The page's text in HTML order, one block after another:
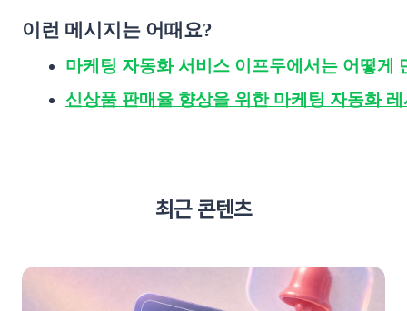
이런 메시지는 어때요?
마케팅 자동화 서비스 이프두에서는 어떻게
신상품 판매율 향상을 위한 마케팅 자동화
최근 콘텐츠